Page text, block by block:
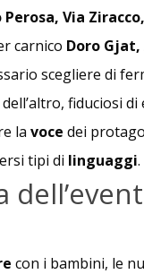
Via
carnico Doro
scegliere di
fiduciosi
la voce dei
tipi di linguaggi.
con i bambini, le